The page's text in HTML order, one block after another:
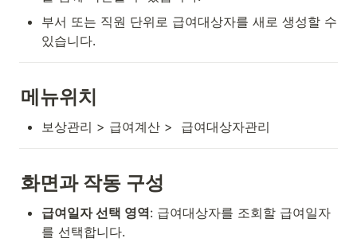
부서 또는 직원 단위로 급여대상자를 새로 생성할 수
있습니다.
메뉴위치
보상관리 > 급여계산 >  급여대상자관리
화면과 작동 구성
급여일자 선택 영역: 급여대상자를 조회할 급여일자
를 선택합니다.